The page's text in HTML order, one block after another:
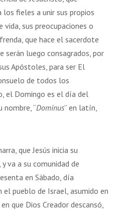
fieles a unir sus propios
vida, sus preocupaciones o
que hace el sacerdote
serán luego consagrados, por
Apóstoles, para ser El
de todos los
el Domingo es el día del
nombre, “Dominus” en latín,
que Jesús inicia su
va a su comunidad de
en Sábado, día
el pueblo de Israel, asumido en
que Dios Creador descansó,